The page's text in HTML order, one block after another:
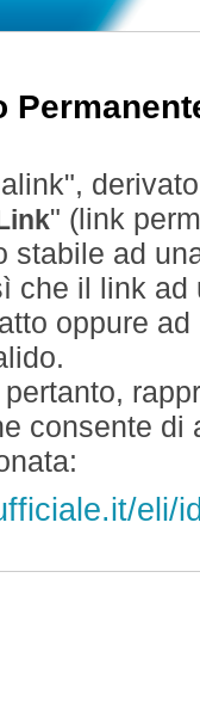
Link" (link
stabile ad
che il link
oppure
consente
eli/